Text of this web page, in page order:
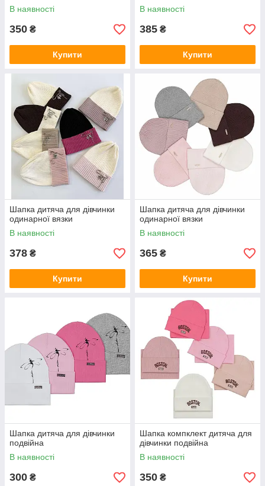
В наявності
350 ₴
Купити
В наявності
385 ₴
Купити
Шапка дитяча для дівчинки
одинарної вязки
В наявності
378 ₴
Купити
Шапка дитяча для дівчинки
одинарної вязки
В наявності
365 ₴
Купити
Шапка дитяча для дівчинки
подвійна
В наявності
300 ₴
Шапка компклект дитяча для
дівчинки подвійна
В наявності
350 ₴